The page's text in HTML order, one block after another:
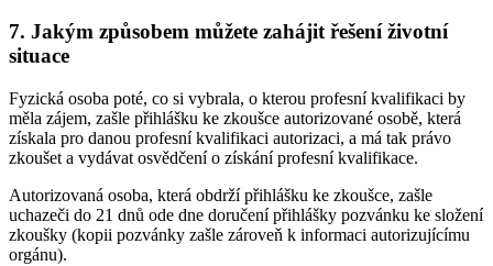
7. Jakým způsobem můžete zahájit řešení životní
situace
Fyzická osoba poté, co si vybrala, o kterou profesní kvalifikaci by
měla zájem, zašle přihlášku ke zkoušce autorizované osobě, která
získala pro danou profesní kvalifikaci autorizaci, a má tak právo
zkoušet a vydávat osvědčení o získání profesní kvalifikace.
Autorizovaná osoba, která obdrží přihlášku ke zkoušce, zašle
uchazeči do 21 dnů ode dne doručení přihlášky pozvánku ke složení
zkoušky (kopii pozvánky zašle zároveň k informaci autorizujícímu
orgánu).